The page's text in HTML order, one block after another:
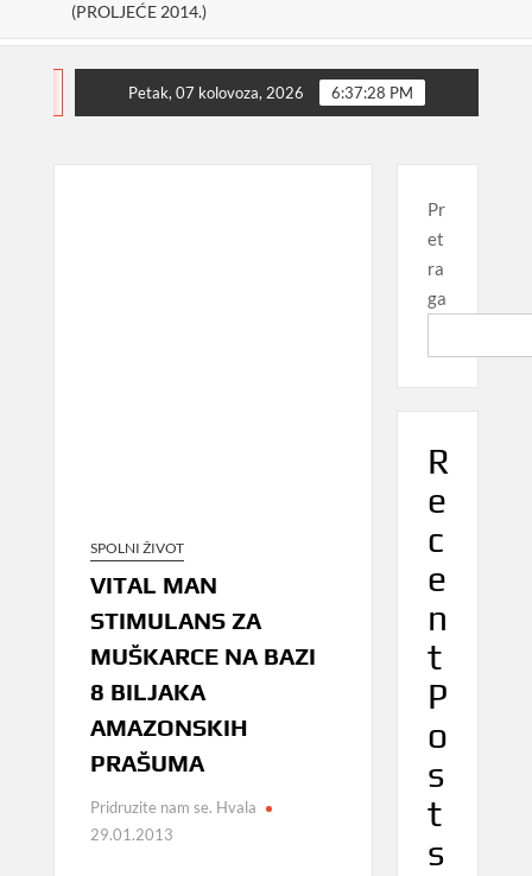
(PROLJEĆE 2014.)
SHAKE ONE PURE Protiv dijabetesa-
Petak, 07 kolovoza, 2026 6:37:29 PM
SPOLNI ŽIVOT
VITAL MAN
STIMULANS ZA
MUŠKARCE NA BAZI
8 BILJAKA
AMAZONSKIH
PRAŠUMA
Pridruzite nam se. Hvala
29.01.2013
Pr
et
ra
ga
R
e
c
e
n
t
P
o
s
t
s